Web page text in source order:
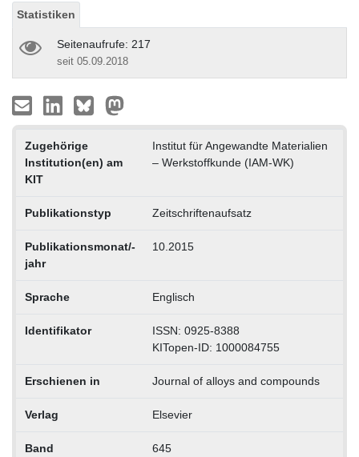
Statistiken
Seitenaufrufe: 217
seit 05.09.2018
Zugehörige
Institution(en) am
KIT
Institut für Angewandte Materialien
– Werkstoffkunde (IAM-WK)
Publikationstyp Zeitschriftenaufsatz
Publikationsmonat/-
jahr
10.2015
Sprache Englisch
Identifikator
ISSN: 0925-8388
KITopen-ID: 1000084755
Erschienen in Journal of alloys and compounds
Verlag Elsevier
Band 645